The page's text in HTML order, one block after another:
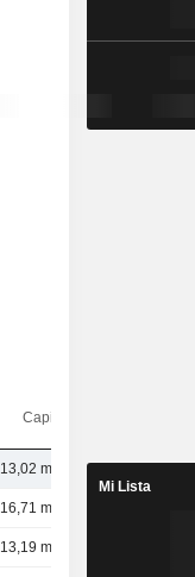
Capi.($)
13,02 mil M
16,71 mil M
13,19 mil M
Mi Lista